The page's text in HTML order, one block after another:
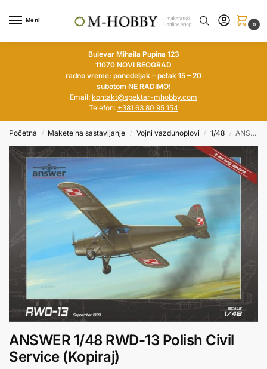
Meni
0
Bulevar Mihaila Pupina 123
11070 NOVI BEOGRAD
radno vreme: ponedeljak – petak 15 – 20
subotom NE RADIMO!
Email: kontakt@spektar-mhobby.com
Telefon: +381 63 80 95 154
Početna / Makete na sastavljanje / Vojni vazduhoplovi / 1/48 / ANSWER 1/48 RWD-13 Polish Civil Service (Kopiraj)
ANSWER 1/48 RWD-13 Polish Civil
Service (Kopiraj)